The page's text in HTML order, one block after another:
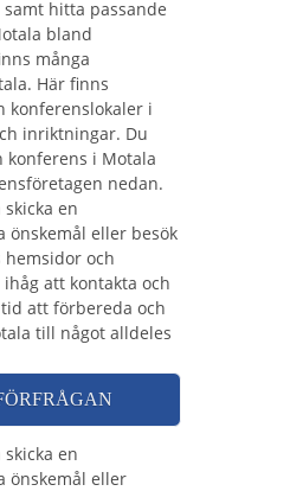
hitta passande
bland
många
Här finns
konferenslokaler i
inriktningar. Du
i Motala
nedan.
en
önskemål eller besök
och
att kontakta och
att förbereda och
till något alldeles
en
önskemål eller